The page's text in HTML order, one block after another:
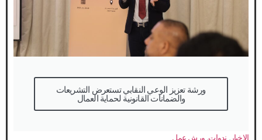
والضمانات القانونية لحماية العمال
الاخبار, ندوات,ورش عمل